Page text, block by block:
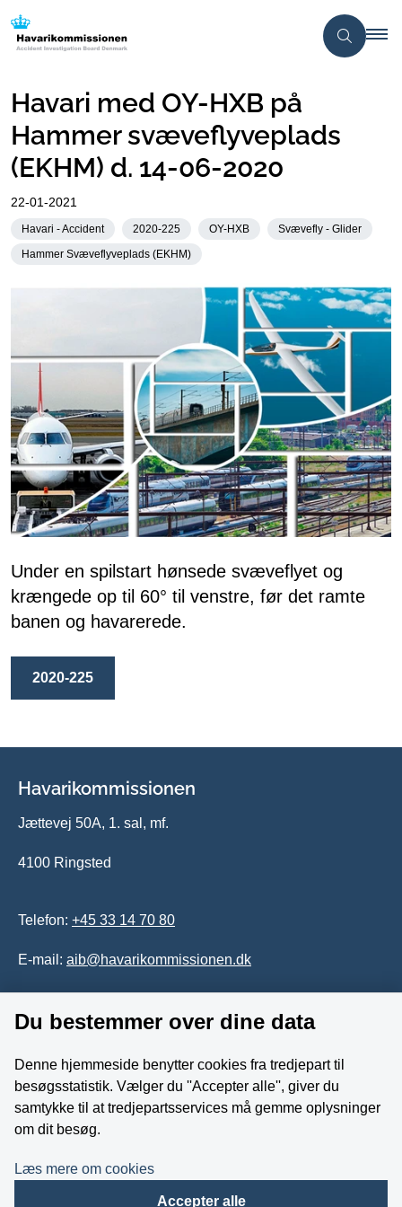
Havari med OY-HXB på
Hammer svæveflyveplads
(EKHM) d. 14-06-2020
22-01-2021
Havari - Accident 2020-225 OY-HXB
Svævefly - Glider
Hammer Svæveflyveplads (EKHM)
Under en spilstart hønsede svæveflyet og
krængede op til 60° til venstre, før det ramte
banen og havarerede.
2020-225
Havarikommissionen
Jættevej 50A, 1. sal, mf.
4100 Ringsted
Telefon: +45 33 14 70 80
E-mail: aib@havarikommissionen.dk
Tilgængelighedserklæring
Whistleblowerordning
Følg os på YouTube
Du bestemmer over dine data
Denne hjemmeside benytter cookies fra tredjepart til
besøgsstatistik. Vælger du ''Accepter alle'', giver du
samtykke til at tredjepartsservices må gemme oplysninger
om dit besøg.
Læs mere om cookies
Accepter alle